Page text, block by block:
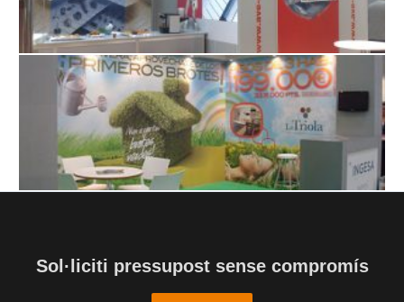
Sol·liciti pressupost sense compromís